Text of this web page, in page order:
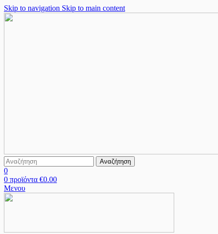
Skip to navigation Skip to main content
Αναζήτηση
0
0 προϊόντα €0.00
Μενου